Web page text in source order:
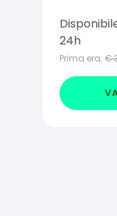
24h
Prima era: €